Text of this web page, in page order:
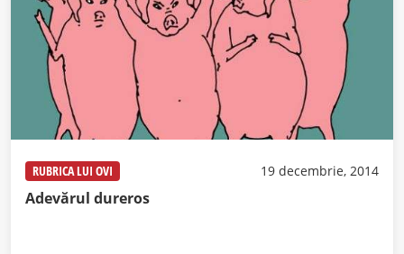
RUBRICA LUI OVI 19 decembrie, 2014
Adevărul dureros